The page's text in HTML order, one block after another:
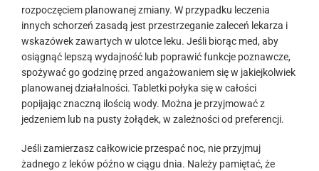
rozpoczęciem planowanej zmiany. W przypadku leczenia
innych schorzeń zasadą jest przestrzeganie zaleceń lekarza i
wskazówek zawartych w ulotce leku. Jeśli biorąc med, aby
osiągnąć lepszą wydajność lub poprawić funkcje poznawcze,
spożywać go godzinę przed angażowaniem się w jakiejkolwiek
planowanej działalności. Tabletki połyka się w całości
popijając znaczną ilością wody. Można je przyjmować z
jedzeniem lub na pusty żołądek, w zależności od preferencji.
Jeśli zamierzasz całkowicie przespać noc, nie przyjmuj
żadnego z leków późno w ciągu dnia. Należy pamiętać, że